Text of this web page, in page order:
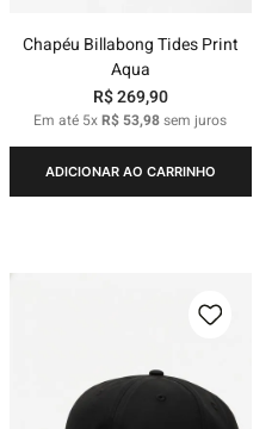
Chapéu Billabong Tides Print
Aqua
R$269,90
Em até 5xR$ 53,98sem juros
ADICIONAR AO CARRINHO